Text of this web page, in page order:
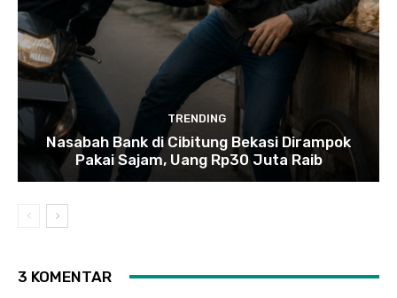
TRENDING
Nasabah Bank di Cibitung Bekasi Dirampok
Pakai Sajam, Uang Rp30 Juta Raib
3 KOMENTAR